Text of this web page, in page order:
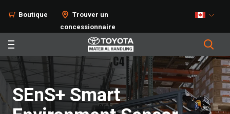
Boutique
Trouver un
concessionnaire
SEnS+ Smart